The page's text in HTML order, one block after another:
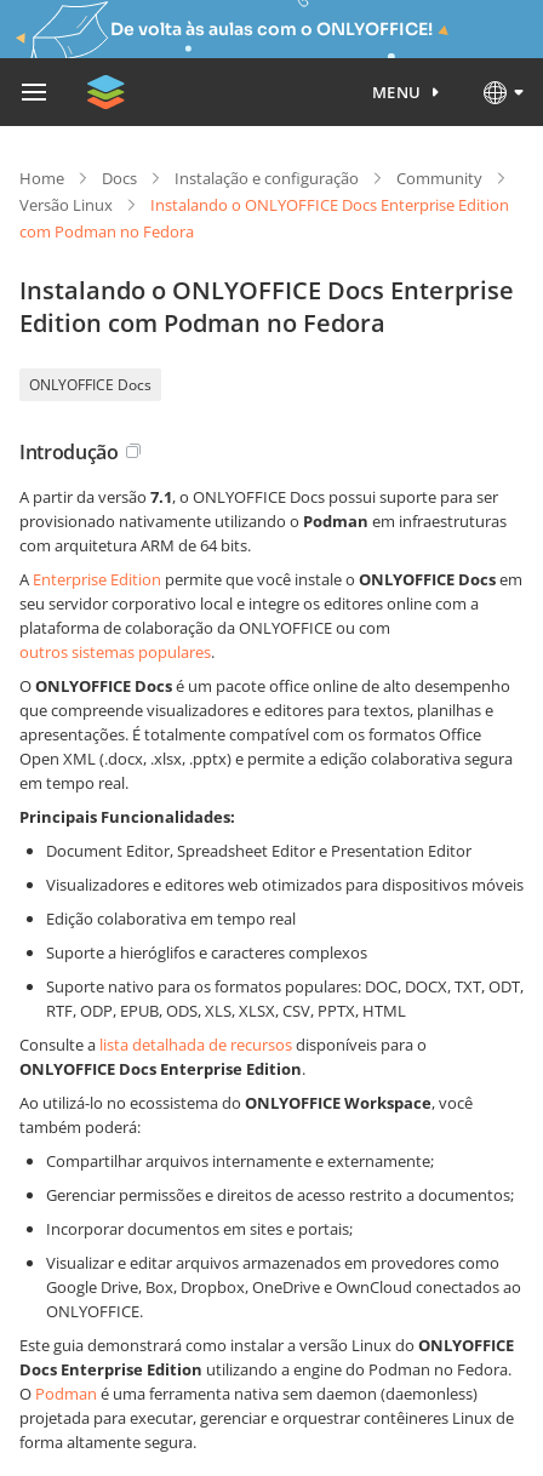
De volta às aulas com o ONLYOFFICE!
MENU
Home Docs Instalação e configuração
Community
Versão Linux
Instalando o ONLYOFFICE Docs Enterprise Edition
com Podman no Fedora
Instalando o ONLYOFFICE Docs Enterprise
Edition com Podman no Fedora
ONLYOFFICE Docs
Introdução
A partir da versão 7.1, o ONLYOFFICE Docs possui suporte para ser
provisionado nativamente utilizando o Podman em infraestruturas
com arquitetura ARM de 64 bits.
A Enterprise Edition permite que você instale o ONLYOFFICE Docsem
seu servidor corporativo local e integre os editores online com a
plataforma de colaboração da ONLYOFFICE ou com
outros sistemas populares.
OONLYOFFICE Docsé um pacote office online de alto desempenho
que compreende visualizadores e editores para textos, planilhas e
apresentações. É totalmente compatível com os formatos Office
Open XML (.docx, .xlsx, .pptx) e permite a edição colaborativa segura
em tempo real.
Principais Funcionalidades:
Document Editor, Spreadsheet Editor e Presentation Editor
Visualizadores e editores web otimizados para dispositivos móveis
Edição colaborativa em tempo real
Suporte a hieróglifos e caracteres complexos
Suporte nativo para os formatos populares: DOC, DOCX, TXT, ODT,
RTF, ODP, EPUB, ODS, XLS, XLSX, CSV, PPTX, HTML
Consulte a lista detalhada de recursosdisponíveis para o
ONLYOFFICE Docs Enterprise Edition.
Ao utilizá-lo no ecossistema do ONLYOFFICE Workspace, você
também poderá:
Compartilhar arquivos internamente e externamente;
Gerenciar permissões e direitos de acesso restrito a documentos;
Incorporar documentos em sites e portais;
Visualizar e editar arquivos armazenados em provedores como
Google Drive, Box, Dropbox, OneDrive e OwnCloud conectados ao
ONLYOFFICE.
Este guia demonstrará como instalar a versão Linux do ONLYOFFICE
Docs Enterprise Edition utilizando a engine do Podman no Fedora.
O Podman é uma ferramenta nativa sem daemon (daemonless)
projetada para executar, gerenciar e orquestrar contêineres Linux de
forma altamente segura.